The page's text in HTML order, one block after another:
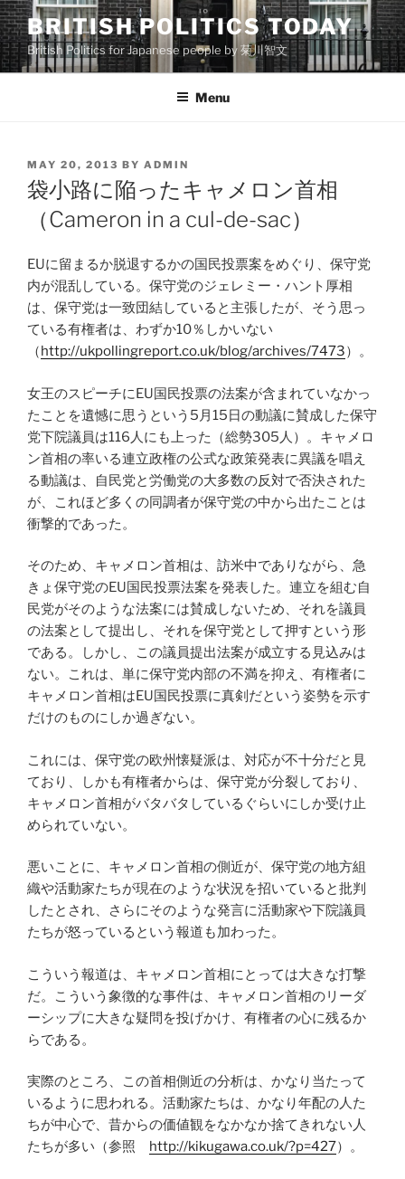
Skip
to
content
BRITISH POLITICS TODAY
British Politics for Japanese people by 菊川智文
Menu
POSTED
ON
MAY 20, 2013 BY ADMIN
袋小路に陥ったキャメロン首相
（Cameron in a cul-de-sac）
EUに留まるか脱退するかの国民投票案をめぐり、保守党
内が混乱している。保守党のジェレミー・ハント厚相
は、保守党は一致団結していると主張したが、そう思っ
ている有権者は、わずか10％しかいない
（http://ukpollingreport.co.uk/blog/archives/7473）。
女王のスピーチにEU国民投票の法案が含まれていなかっ
たことを遺憾に思うという5月15日の動議に賛成した保守
党下院議員は116人にも上った（総勢305人）。キャメロ
ン首相の率いる連立政権の公式な政策発表に異議を唱え
る動議は、自民党と労働党の大多数の反対で否決された
が、これほど多くの同調者が保守党の中から出たことは
衝撃的であった。
そのため、キャメロン首相は、訪米中でありながら、急
きょ保守党のEU国民投票法案を発表した。連立を組む自
民党がそのような法案には賛成しないため、それを議員
の法案として提出し、それを保守党として押すという形
である。しかし、この議員提出法案が成立する見込みは
ない。これは、単に保守党内部の不満を抑え、有権者に
キャメロン首相はEU国民投票に真剣だという姿勢を示す
だけのものにしか過ぎない。
これには、保守党の欧州懐疑派は、対応が不十分だと見
ており、しかも有権者からは、保守党が分裂しており、
キャメロン首相がバタバタしているぐらいにしか受け止
められていない。
悪いことに、キャメロン首相の側近が、保守党の地方組
織や活動家たちが現在のような状況を招いていると批判
したとされ、さらにそのような発言に活動家や下院議員
たちが怒っているという報道も加わった。
こういう報道は、キャメロン首相にとっては大きな打撃
だ。こういう象徴的な事件は、キャメロン首相のリーダ
ーシップに大きな疑問を投げかけ、有権者の心に残るか
らである。
実際のところ、この首相側近の分析は、かなり当たって
いるように思われる。活動家たちは、かなり年配の人た
ちが中心で、昔からの価値観をなかなか捨てきれない人
たちが多い（参照 http://kikugawa.co.uk/?p=427）。